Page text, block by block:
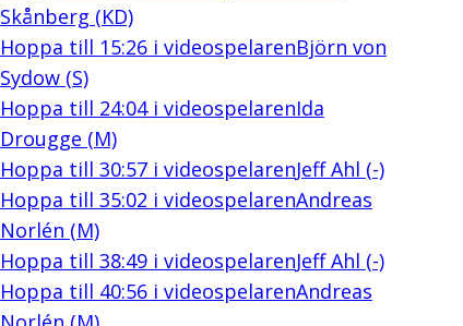
Skånberg (KD)
Hoppa till 15:26i videospelarenBjörn von
Sydow (S)
Hoppa till 24:04i videospelarenIda
Drougge (M)
Hoppa till 30:57i videospelarenJeff Ahl (-)
Hoppa till 35:02 i videospelarenAndreas
Norlén (M)
Hoppa till 38:49i videospelarenJeff Ahl (-)
Hoppa till 40:56i videospelarenAndreas